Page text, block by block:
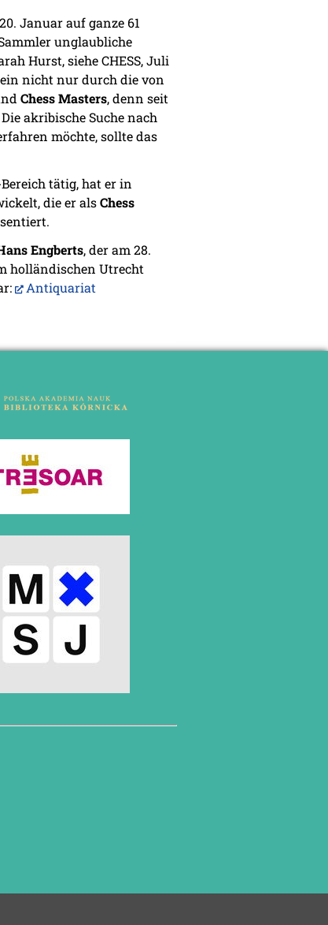
Januar auf ganze 61
unglaubliche
Hurst, siehe CHESS, Juli
nicht nur durch die von
Chess Masters, denn seit
akribische Suche nach
möchte, sollte das
tätig, hat er in
die er alsChess
Engberts, der am 28.
holländischen Utrecht
Antiquariat